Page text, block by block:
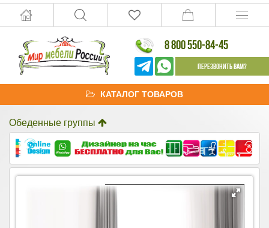
8 800 550-84-45
Перезвонить Вам?
КАТАЛОГ ТОВАРОВ
Обеденные группы